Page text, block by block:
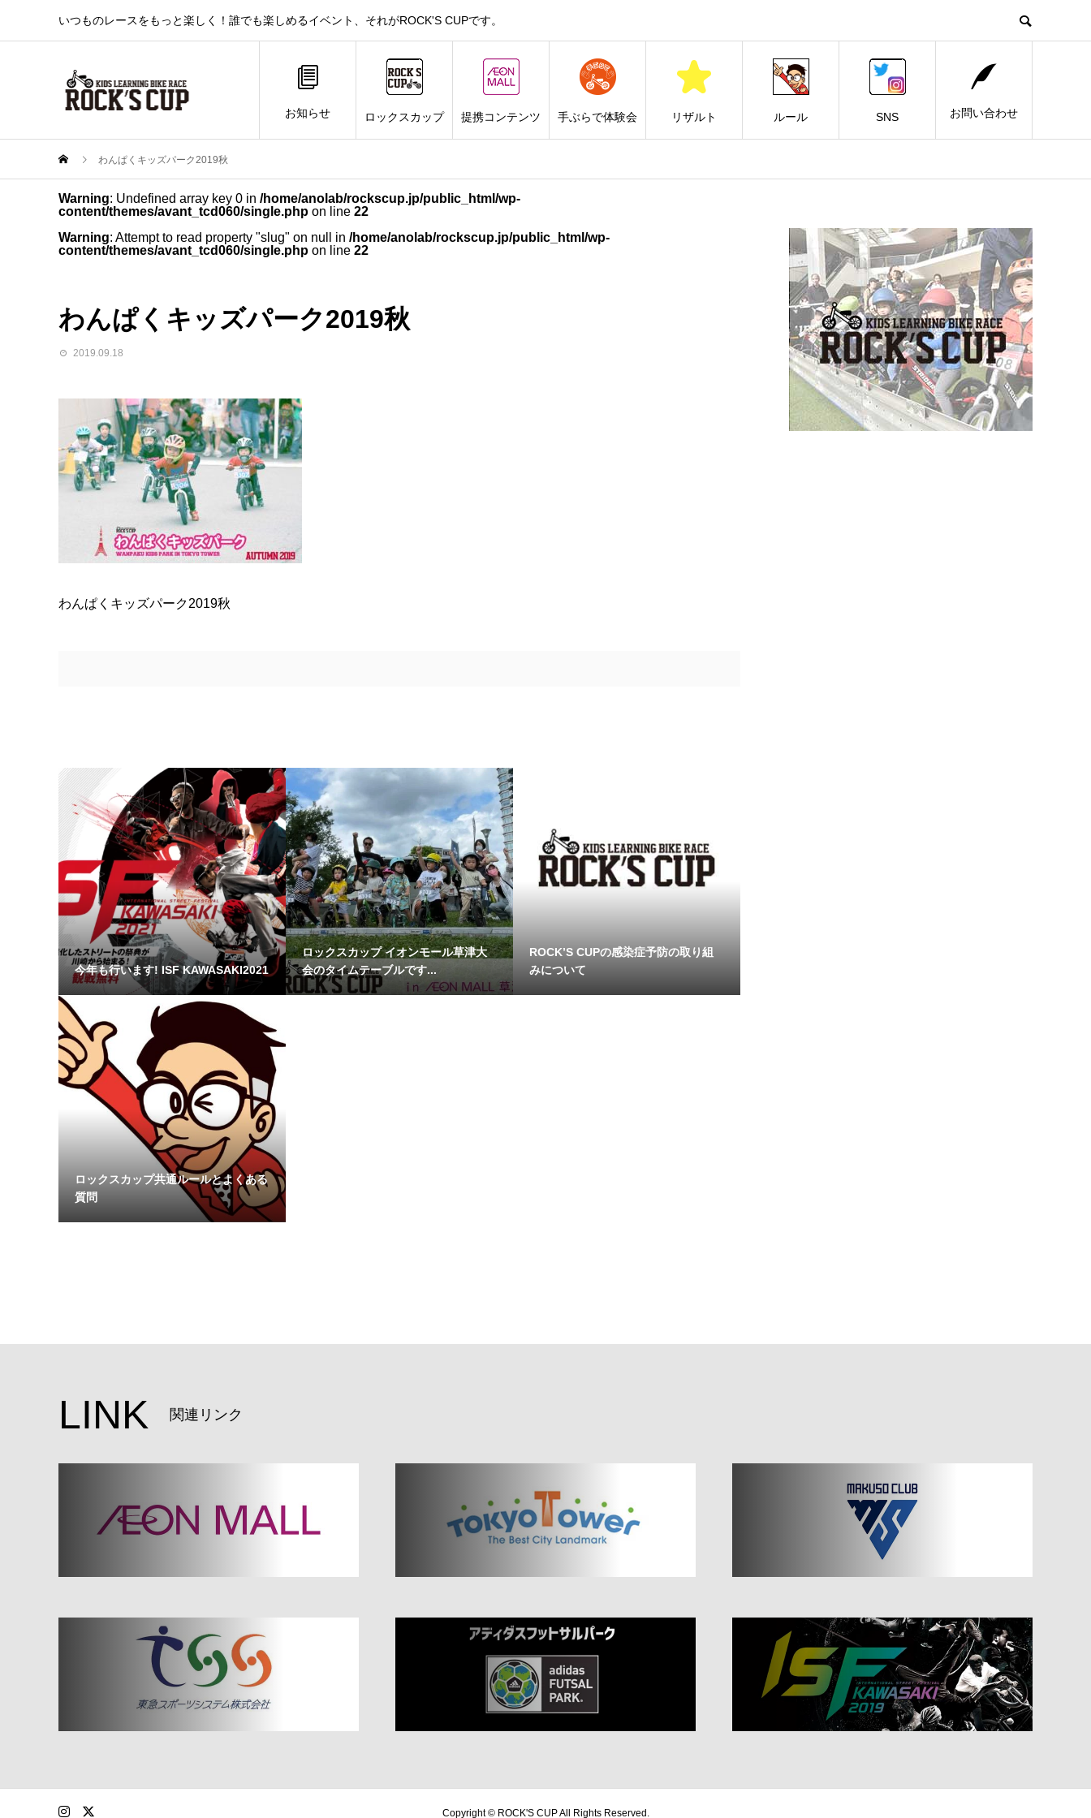
いつものレースをもっと楽しく！誰でも楽しめるイベント、それがROCK'S CUPです。
お知らせ ロックスカップ 提携コンテンツ 手ぶらで体験会 リザルト ルール SNS お問い合わせ
わんぱくキッズパーク2019秋
Warning: Undefined array key 0 in /home/anolab/rockscup.jp/public_html/wp-
content/themes/avant_tcd060/single.php on line 22
Warning: Attempt to read property "slug" on null in /home/anolab/rockscup.jp/public_html/wp-
content/themes/avant_tcd060/single.php on line 22
わんぱくキッズパーク2019秋
2019.09.18
わんぱくキッズパーク2019秋
今年も行います! ISF KAWASAKI2021
ロックスカップ イオンモール草津大
会のタイムテーブルです...
ROCK’S CUPの感染症予防の取り組
みについて
ロックスカップ共通ルールとよくある
質問
LINK 関連リンク
Copyright © ROCK'S CUP All Rights Reserved.